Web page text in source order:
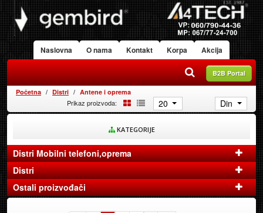
Naslovna O nama Kontakt Korpa Akcija
B2B Portal
Početna Distri Antene i oprema
Prikaz proizvoda: 20 Din
KATEGORIJE
Distri Mobilni telefoni,oprema
Distri
Ostali proizvođači